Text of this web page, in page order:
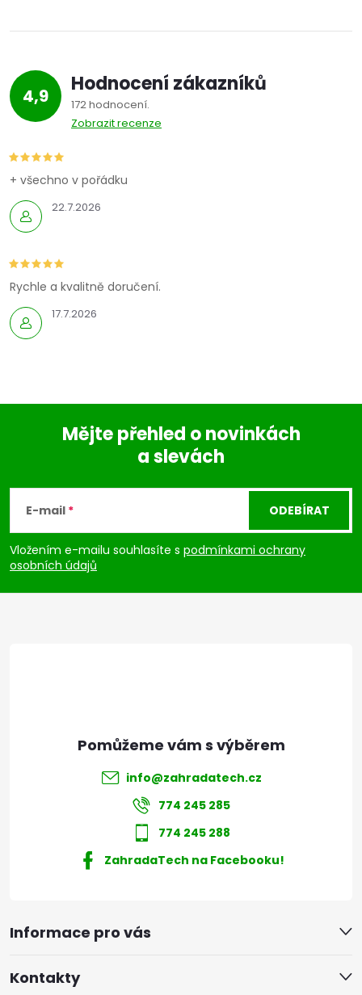
4,9 Hodnocení zákazníků
172 hodnocení
Zobrazit recenze
22.7.2026
+ všechno v pořádku
17.7.2026
Rychle a kvalitně doručení.
p
a
Mějte přehled o novinkách
a slevách
E-mail
Vložením e-mailu souhlasíte s podmínkami ochrany
osobních údajů
ODEBÍRAT
Informace pro vás
Kontakty
info@zahradatech.cz
774 245 285
774 245 288
ZahradaTech na Facebooku!